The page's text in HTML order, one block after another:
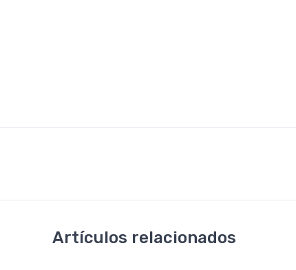
Artículos relacionados